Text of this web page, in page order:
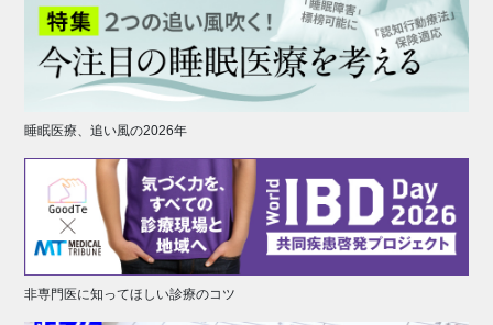
睡眠医療、追い風の2026年
非専門医に知ってほしい診療のコツ